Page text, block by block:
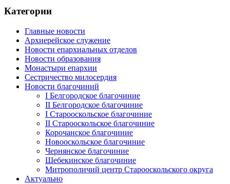
Категории
Главные новости
Архиерейское служение
Новости епархиальных отделов
Новости образования
Монастыри епархии
Сестричество милосердия
Новости благочиний
I Белгородское благочиние
II Белгородское благочиние
I Старооскольское благочиние
II Старооскольское благочиние
Корочанское благочиние
Новооскольское благочиние
Чернянское благочиние
Шебекинское благочиние
Митрополичий центр Старооскольского округа
Актуально